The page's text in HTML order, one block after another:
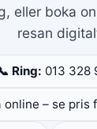
eller boka
resan
Ring: 013 328
online – se pris